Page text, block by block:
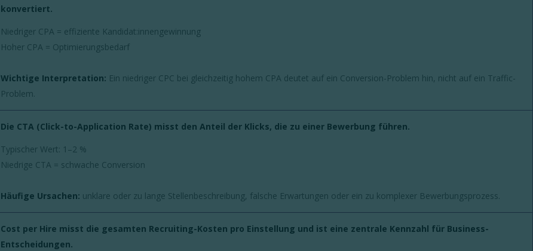
konvertiert.
Niedriger CPA = effiziente Kandidat:innengewinnung
Hoher CPA = Optimierungsbedarf
Wichtige Interpretation: Ein niedriger CPC bei gleichzeitig hohem CPA deutet auf ein Conversion-Problem hin, nicht auf ein Traffic-
Problem.
Die CTA (Click-to-Application Rate) misst den Anteil der Klicks, die zu einer Bewerbung führen.
Typischer Wert: 1–2 %
Niedrige CTA = schwache Conversion
Häufige Ursachen: unklare oder zu lange Stellenbeschreibung, falsche Erwartungen oder ein zu komplexer Bewerbungsprozess.
Cost per Hire misst die gesamten Recruiting-Kosten pro Einstellung und ist eine zentrale Kennzahl für Business-
Entscheidungen.